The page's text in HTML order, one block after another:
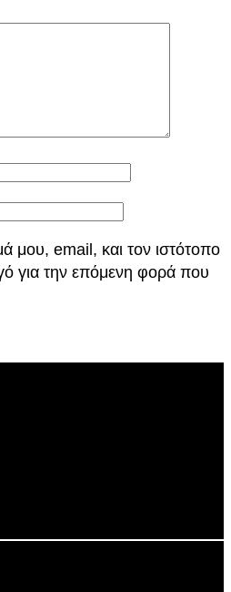
μου, email, και τον ιστότοπο
για την επόμενη φορά που